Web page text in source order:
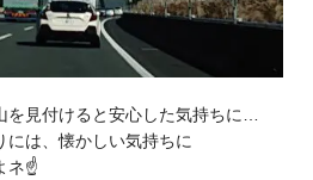
見付けると安心した気持ちに…
は、懐かしい気持ちに
ネ☝️